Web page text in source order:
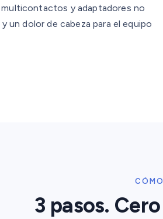
y adaptadores no
un dolor de cabeza para el equipo
3 pasos.